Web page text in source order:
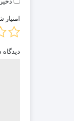
امتیاز